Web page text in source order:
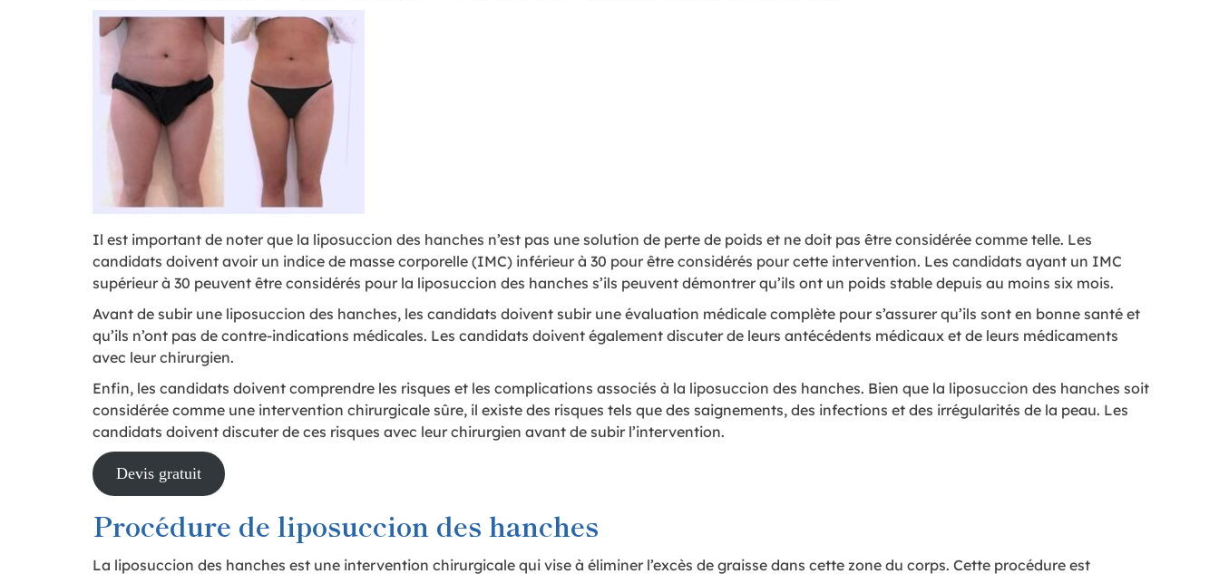
Il est important de noter que la liposuccion des hanches n’est pas une solution de perte de poids et ne doit pas être considérée comme telle. Les
candidats doivent avoir un indice de masse corporelle (IMC) inférieur à 30 pour être considérés pour cette intervention. Les candidats ayant un IMC
supérieur à 30 peuvent être considérés pour la liposuccion des hanches s’ils peuvent démontrer qu’ils ont un poids stable depuis au moins six mois.
Avant de subir une liposuccion des hanches, les candidats doivent subir une évaluation médicale complète pour s’assurer qu’ils sont en bonne santé et
qu’ils n’ont pas de contre-indications médicales. Les candidats doivent également discuter de leurs antécédents médicaux et de leurs médicaments
avec leur chirurgien.
Enfin, les candidats doivent comprendre les risques et les complications associés à la liposuccion des hanches. Bien que la liposuccion des hanches soit
considérée comme une intervention chirurgicale sûre, il existe des risques tels que des saignements, des infections et des irrégularités de la peau. Les
candidats doivent discuter de ces risques avec leur chirurgien avant de subir l’intervention.
Devis gratuit
Procédure de liposuccion des hanches
La liposuccion des hanches est une intervention chirurgicale qui vise à éliminer l’excès de graisse dans cette zone du corps. Cette procédure est